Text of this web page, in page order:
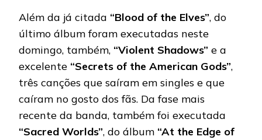
Além da já citada “Blood of the Elves”, do
último álbum foram executadas neste
domingo, também, “Violent Shadows” e a
excelente “Secrets of the American Gods”,
três canções que saíram em singles e que
caíram no gosto dos fãs. Da fase mais
recente da banda, também foi executada
“Sacred Worlds”, do álbum “At the Edge of